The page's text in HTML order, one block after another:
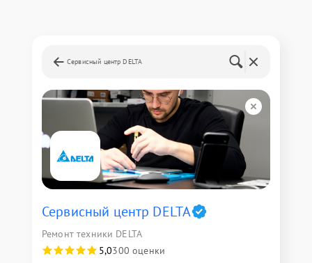
Сервисный центр DELTA
Сервисный центр DELTA
Ремонт техники DELTA
5,0300 оценки